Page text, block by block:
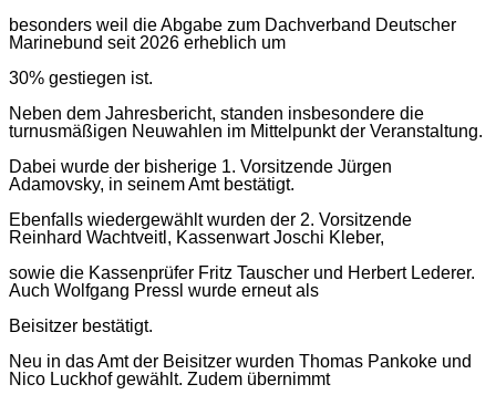
besonders weil die Abgabe zum Dachverband Deutscher
Marinebund seit 2026 erheblich um
30% gestiegen ist.
Neben dem Jahresbericht, standen insbesondere die
turnusmäßigen Neuwahlen im Mittelpunkt der Veranstaltung.
Dabei wurde der bisherige 1. Vorsitzende Jürgen
Adamovsky, in seinem Amt bestätigt.
Ebenfalls wiedergewählt wurden der 2. Vorsitzende
Reinhard Wachtveitl, Kassenwart Joschi Kleber,
sowie die Kassenprüfer Fritz Tauscher und Herbert Lederer.
Auch Wolfgang Pressl wurde erneut als
Beisitzer bestätigt.
Neu in das Amt der Beisitzer wurden Thomas Pankoke und
Nico Luckhof gewählt. Zudem übernimmt